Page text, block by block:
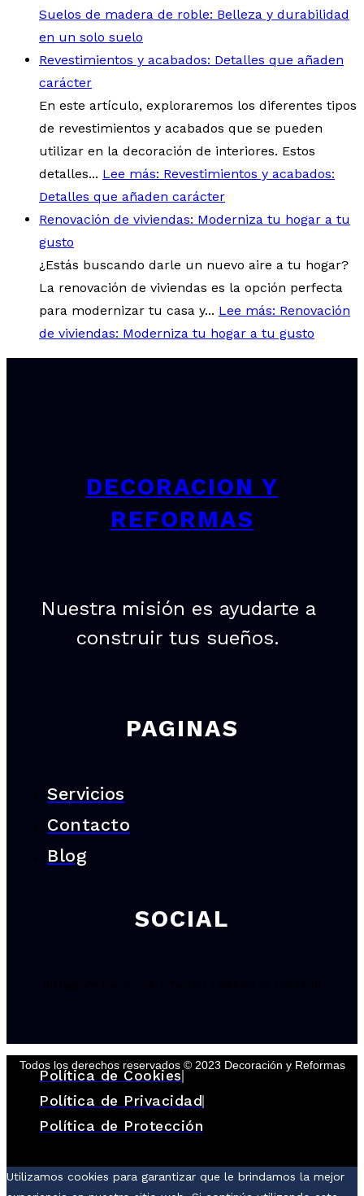
Suelos de madera de roble: Belleza y durabilidad
en un solo suelo
Revestimientos y acabados: Detalles que añaden
carácter
En este artículo, exploraremos los diferentes tipos
de revestimientos y acabados que se pueden
utilizar en la decoración de interiores. Estos
detalles... Lee más: Revestimientos y acabados:
Detalles que añaden carácter
Renovación de viviendas: Moderniza tu hogar a tu
gusto
¿Estás buscando darle un nuevo aire a tu hogar?
La renovación de viviendas es la opción perfecta
para modernizar tu casa y... Lee más: Renovación
de viviendas: Moderniza tu hogar a tu gusto
DECORACION Y
REFORMAS
Nuestra misión es ayudarte a
construir tus sueños.
PAGINAS
Servicios
Contacto
Blog
SOCIAL
Todos los derechos reservados © 2023 Decoración y Reformas
Política de Cookies
Política de Privacidad
Política de Protección
Utilizamos cookies para garantizar que le brindamos la mejor